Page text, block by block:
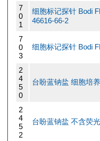
7
0
1
细胞标记探针 Bodi
46616-66-2
7
0
3
细胞标记探针 Bodi
2
4
5
0
台盼蓝钠盐 细胞培
2
4
5
2
台盼蓝钠盐 不含荧